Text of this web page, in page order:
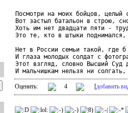
Посмотри на моих бойцов, целый
Вот застыл батальон в строю,
Хоть им нет двадцати пяти -
Это те, кто в штыки
Нет в России семьи такой, где
И глаза молодых солдат с
Этот взгляд, словно Высший Суд
Оценить: 4 [добавить